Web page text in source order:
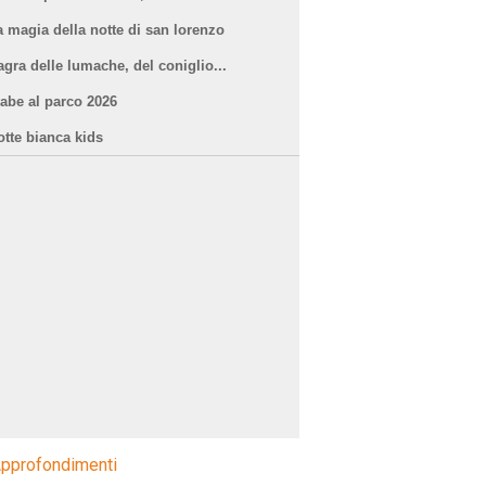
magia della notte di san lorenzo
delle lumache, del coniglio...
al parco 2026
bianca kids